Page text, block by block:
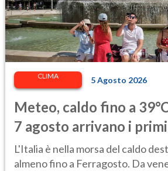
CLIMA 5 Agosto 2026
Meteo, caldo fino a
7 agosto arrivano i
un lieve calo delle
L'Italia è nella morsa del caldo
almeno fino a Ferragosto. Da